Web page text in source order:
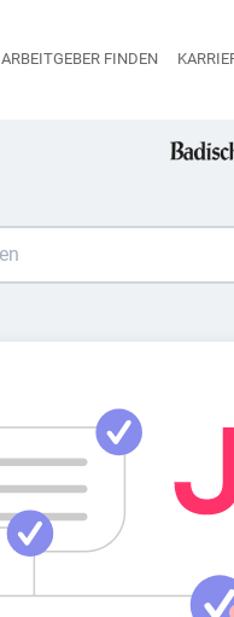
Haupt-
ARBEITGEBER FINDEN